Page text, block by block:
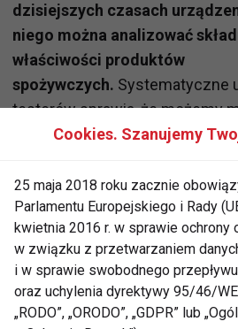
dzisiejszych czasach
niego można analizować
właściwości produktów
spożywczych. Systematyczne
testerów sprawia, że możemy
bezpieczeństwo żywności, co
Dzięki testom mamy pewność,
członkowie naszej rodziny
samopoczuciem po spożytych
Jednym z najbardziej znanych
testerów żywności jest Soeks
F4. Korzystając z tego
Cookies. Szanujemy
25 maja 2018 roku zacznie
Parlamentu Europejskiego i Rady
kwietnia 2016 r. w sprawie ochrony
w związku z przetwarzaniem
i w sprawie swobodnego
oraz uchylenia dyrektywy 95/46/
„RODO”, „ORODO”, „GDPR” lub